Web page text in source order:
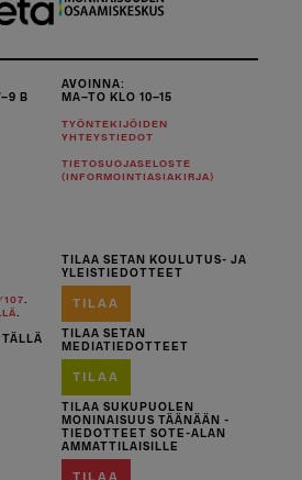
B
AVOINNA:
MA–TO KLO 10–15
TYÖNTEKIJÖIDEN
YHTEYSTIEDOT
TIETOSUOJASELOSTE
(INFORMOINTIASIAKIRJA)
107.
.
TÄLLÄ
TILAA SETAN KOULUTUS- JA
YLEISTIEDOTTEET
TILAA
TILAA SETAN
MEDIATIEDOTTEET
TILAA
TILAA SUKUPUOLEN
MONINAISUUS TÄÄNÄÄN -
TIEDOTTEET SOTE-ALAN
AMMATTILAISILLE
TILAA